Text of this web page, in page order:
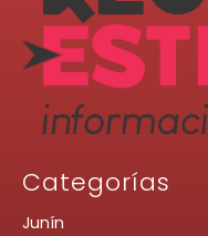
Categorías
Junín